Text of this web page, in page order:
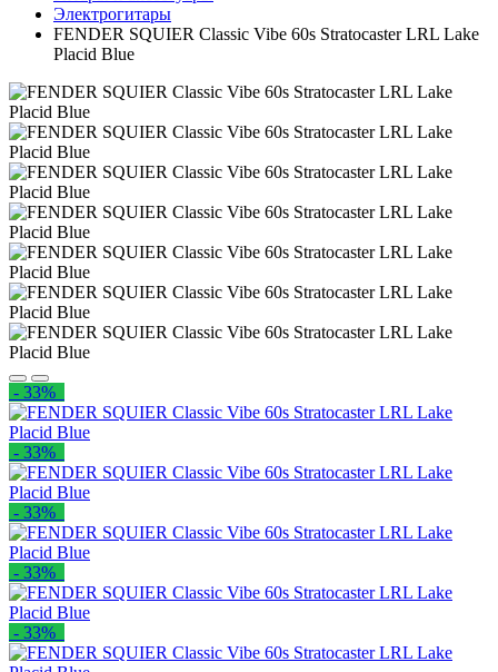
Электрогитары
FENDER SQUIER Classic Vibe 60s Stratocaster LRL Lake
Placid Blue
- 33%
- 33%
- 33%
- 33%
- 33%